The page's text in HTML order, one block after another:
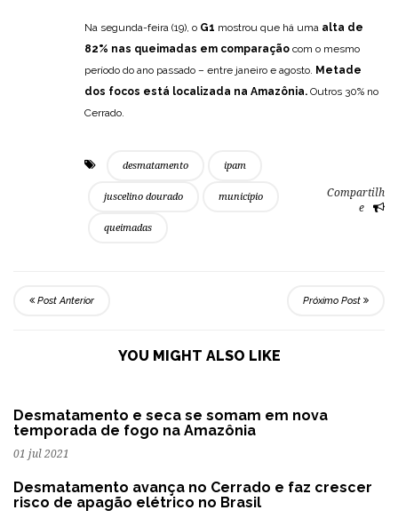
Na segunda-feira (19), o G1 mostrou que há uma alta de
82% nas queimadas em comparação com o mesmo
período do ano passado – entre janeiro e agosto. Metade
dos focos está localizada na Amazônia. Outros 30% no
Cerrado.
desmatamento ipam
juscelino dourado município
queimadas
Compartilh
e
Post Anterior Próximo Post
YOU MIGHT ALSO LIKE
Desmatamento e seca se somam em nova
temporada de fogo na Amazônia
01 jul 2021
Desmatamento avança no Cerrado e faz crescer
risco de apagão elétrico no Brasil